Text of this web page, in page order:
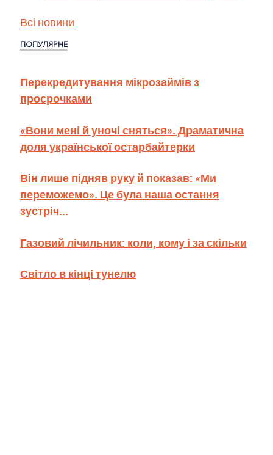
Всі новини
ПОПУЛЯРНЕ
Перекредитування мікрозаймів з
просрочками
«Вони мені й уночі сняться». Драматична
доля української остарбайтерки
Він лише підняв руку й показав: «Ми
переможемо». Це була наша остання
зустріч...
Газовий лічильник: коли, кому і за скільки
Світло в кінці тунелю